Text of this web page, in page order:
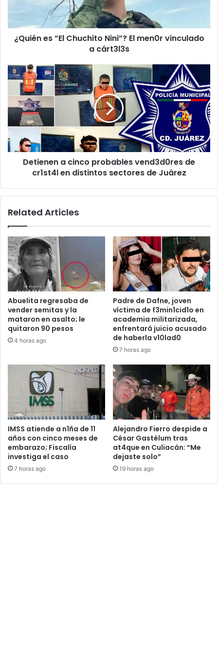
a
cárt3l3s
¿Quién es “El Chuchito Nini”? El men0r vinculado
a cárt3l3s
Detienen
a
cinco
probables
vend3d0res
en
distintos
sectoresDetienen a cinco probables vend3d0res de
cr1st4l en distintos sectores de Juárez
Related Articles
Abuelita regresaba de
vender semitas y la
mataron en asalto; le
quitaron 90 pesos
4 horas ago
Padre de Dafne, joven
víctima de f3min1cid1o en
academia militarizada,
enfrentará juicio acusado
de haberla v10lad0
7 horas ago
IMSS atiende a n1ña de 11
años con cinco meses de
embarazo; Fiscalía
investiga el caso
7 horas ago
Alejandro Fierro despide a
César Gastélum tras
at4que en Culiacán: “Me
dejaste solo”
19 horas ago